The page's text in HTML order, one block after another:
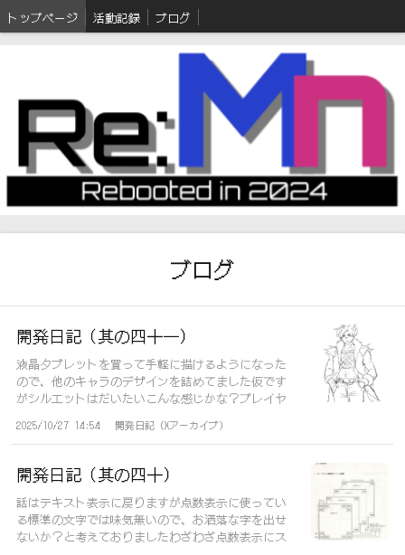
トップページ 活動記録 ブログ
ブログ
開発日記（其の四十一）
液晶タブレットを買って手軽に描けるようになった
ので、他のキャラのデザインを詰めてました仮です
がシルエットはだいたいこんな感じかな？プレイヤ
2025/10/27 14:54 開発日記（Xアーカイブ）
開発日記（其の四十）
話はテキスト表示に戻りますが点数表示に使ってい
る標準の文字では味気無いので、お洒落な字を出せ
ないか？と考えておりましたわざわざ点数表示にス